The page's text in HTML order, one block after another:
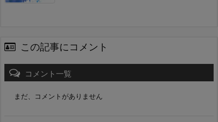
この記事にコメント
コメント一覧
まだ、コメントがありません